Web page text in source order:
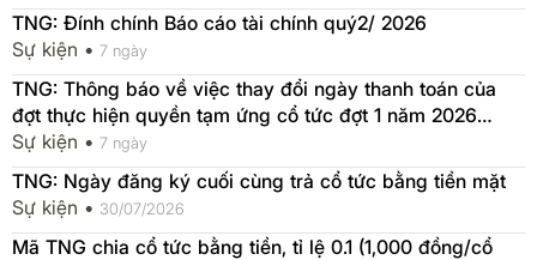
TNG: Đính chính Báo cáo tài chính quý2/ 2026
Sự kiện • 7 ngày
TNG: Thông báo về việc thay đổi ngày thanh toán của
đợt thực hiện quyền tạm ứng cổ tức đợt 1 năm 2026
bằng tiền
Sự kiện • 7 ngày
TNG: Ngày đăng ký cuối cùng trả cổ tức bằng tiền mặt
Sự kiện • 30/07/2026
Mã TNG chia cổ tức bằng tiền, tỉ lệ 0.1 (1,000 đồng/cổ